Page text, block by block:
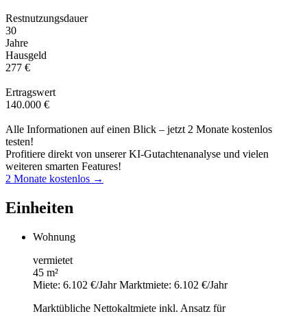
Restnutzungsdauer
30
Jahre
Hausgeld
277 €
Ertragswert
140.000 €
Alle Informationen auf einen Blick – jetzt 2 Monate kostenlos
testen!
Profitiere direkt von unserer KI-Gutachtenanalyse und vielen
weiteren smarten Features!
2 Monate kostenlos →
Einheiten
Wohnung
vermietet
45 m²
Miete: 6.102 €/JahrMarktmiete: 6.102 €/Jahr
Marktübliche Nettokaltmiete inkl. Ansatz für